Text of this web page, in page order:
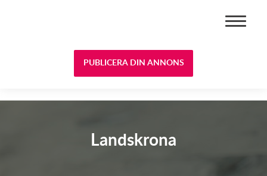
PUBLICERA DIN ANNONS
Landskrona